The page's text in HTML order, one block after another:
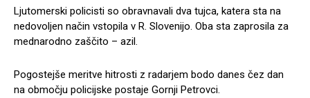
Ljutomerski policisti so obravnavali dva tujca, katera sta na
nedovoljen način vstopila v R. Slovenijo. Oba sta zaprosila za
mednarodno zaščito – azil.
Pogostejše meritve hitrosti z radarjem bodo danes čez dan
na območju policijske postaje Gornji Petrovci.